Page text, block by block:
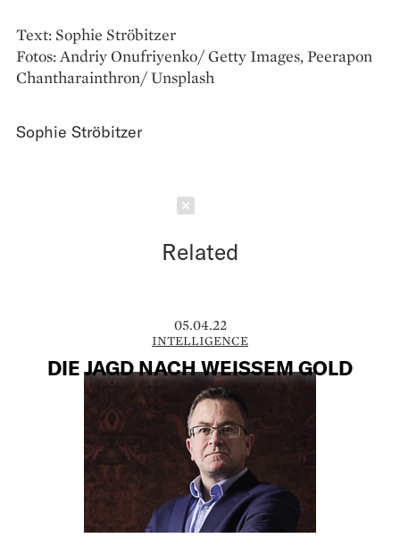
Text: Sophie Ströbitzer
Fotos: Andriy Onufriyenko/ Getty Images, Peerapon
Chantharainthron/ Unsplash
Sophie Ströbitzer
Related
05.04.22
INTELLIGENCE
DIE JAGD NACH WEISSEM GOLD